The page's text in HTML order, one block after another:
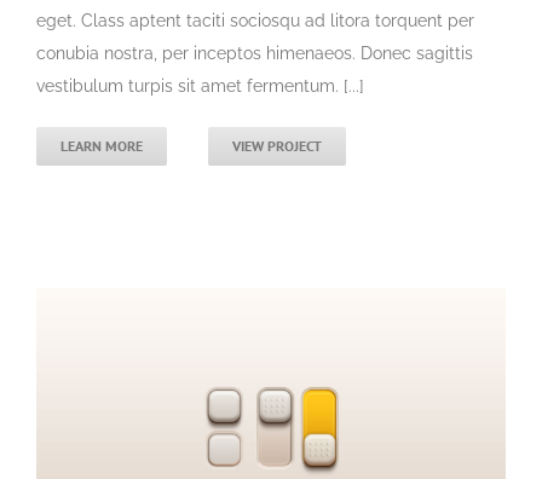
eget. Class aptent taciti sociosqu ad litora torquent per
conubia nostra, per inceptos himenaeos. Donec sagittis
vestibulum turpis sit amet fermentum. [...]
LEARN MORE VIEW PROJECT